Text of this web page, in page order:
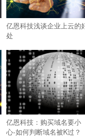
亿恩科技浅谈企业上云的
处
亿恩科技：购买域名要小
心-如何判断域名被K过？